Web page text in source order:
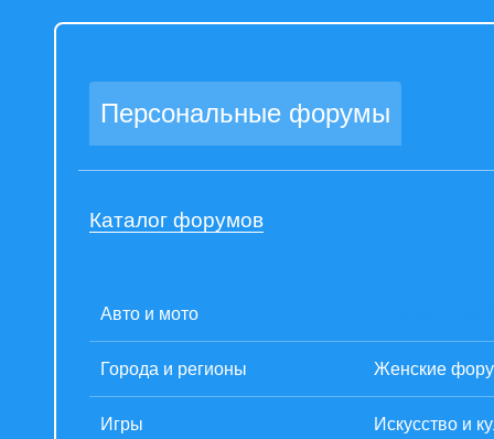
Персональные форумы
Каталог форумов
Авто и мото
Города и регионы Женские
Игры Искусство и